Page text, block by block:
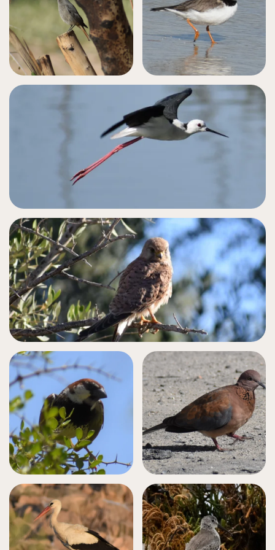
قطقاط مطوق
حُميراء سوداء
اليمام الضاحك
(يمام النخيل)
دُوري أسباني
العوسق (صقر الجراد الشائع) (بوشراقة)